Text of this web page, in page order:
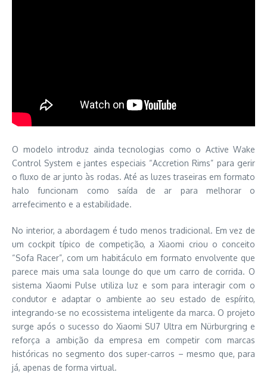
O modelo introduz ainda tecnologias como o Active Wake
Control System e jantes especiais “Accretion Rims” para gerir
o fluxo de ar junto às rodas. Até as luzes traseiras em formato
halo funcionam como saída de ar para melhorar o
arrefecimento e a estabilidade.
No interior, a abordagem é tudo menos tradicional. Em vez de
um cockpit típico de competição, a Xiaomi criou o conceito
“Sofa Racer”, com um habitáculo em formato envolvente que
parece mais uma sala lounge do que um carro de corrida. O
sistema Xiaomi Pulse utiliza luz e som para interagir com o
condutor e adaptar o ambiente ao seu estado de espírito,
integrando-se no ecossistema inteligente da marca. O projeto
surge após o sucesso do Xiaomi SU7 Ultra em Nürburgring e
reforça a ambição da empresa em competir com marcas
históricas no segmento dos super-carros – mesmo que, para
já, apenas de forma virtual.